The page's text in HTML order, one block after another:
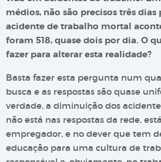
médios, não são precisos três dias
acidente de trabalho mortal
foram 518, quase dois por dia. O
fazer para alterar esta realidade?
Basta fazer esta pergunta num
busca e as respostas são quase
verdade, a diminuição dos
não está nas respostas da rede,
empregador, e no dever que tem
educação para uma cultura de